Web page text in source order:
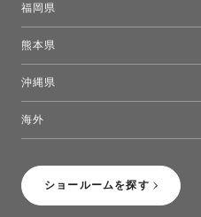
ショールームを探す
福岡県
熊本県
沖縄県
海外